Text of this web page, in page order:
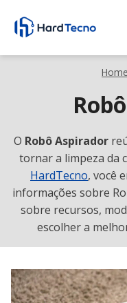
para
Conteúdo
Home
O Robô Aspirador
tornar a limpeza da
HardTecno, você
informações sobre
sobre recursos,
escolher a